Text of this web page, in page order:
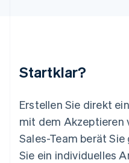
Startklar?
Erstellen Sie direkt
mit dem Akzeptieren
Sales-Team berät
Sie ein individuelles
Mexiko
English
Niederlande
Nederlands English
Norwegen
English